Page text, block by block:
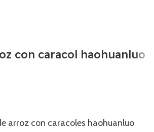
con caracol haohuanluo
arroz con caracoles haohuanluo